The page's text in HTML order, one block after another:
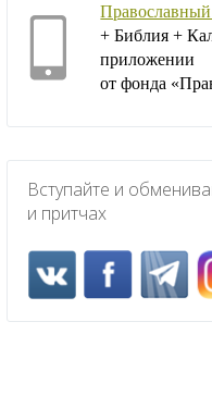
+ Библия +
приложении
от фонда
Вступайте и
и притчах